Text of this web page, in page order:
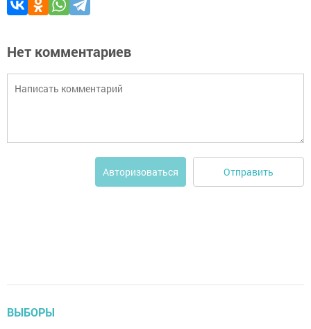
Нет комментариев
Авторизоваться Отправить
ВЫБОРЫ